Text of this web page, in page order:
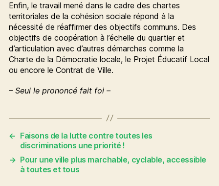
Enfin, le travail mené dans le cadre des chartes
territoriales de la cohésion sociale répond à la
nécessité de réaffirmer des objectifs communs. Des
objectifs de coopération à l’échelle du quartier et
d’articulation avec d’autres démarches comme la
Charte de la Démocratie locale, le Projet Éducatif Local
ou encore le Contrat de Ville.
– Seul le prononcé fait foi –
← Faisons de la lutte contre toutes les
discriminations une priorité !
→ Pour une ville plus marchable, cyclable, accessible
à toutes et tous